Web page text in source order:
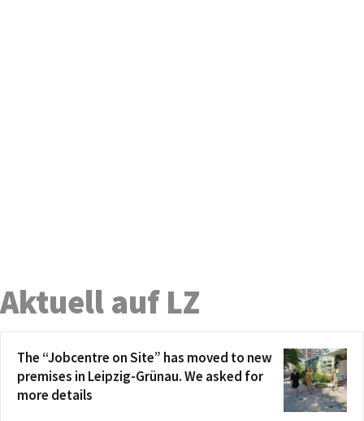
Aktuell auf LZ
The “Jobcentre on Site” has moved to new
premises in Leipzig-Grünau. We asked for
more details